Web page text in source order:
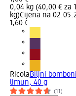
0,04 kg (40,00 € za 1
kg)Cijena na
1,60 €
RicolaBiljni
limun, 40 g
(11)